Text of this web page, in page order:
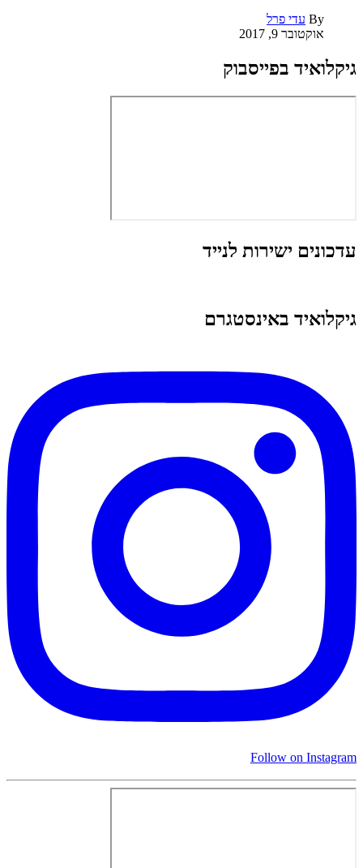
By עדי פרל
אוקטובר 9, 2017
גיקלואיד בפייסבוק
עדכונים ישירות לנייד
גיקלואיד באינסטגרם
Follow on Instagram